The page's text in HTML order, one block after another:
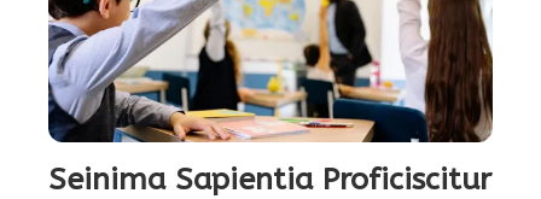
Seinima Sapientia Proficiscitur